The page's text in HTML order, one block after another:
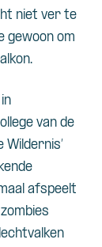
niet ver te
gewoon om
van de
Wildernis’
afspeelt